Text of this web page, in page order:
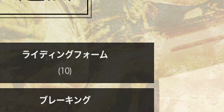
ライディングフォーム
(10)
ブレーキング